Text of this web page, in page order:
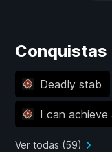
Conquistas
Deadly stab
I can
Ver todas (59)